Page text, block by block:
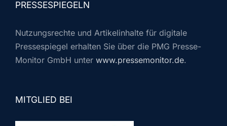
PRESSESPIEGELN
Nutzungsrechte und Artikelinhalte für digitale
Pressespiegel erhalten Sie über die PMG Presse-
Monitor GmbH unter www.pressemonitor.de.
MITGLIED BEI